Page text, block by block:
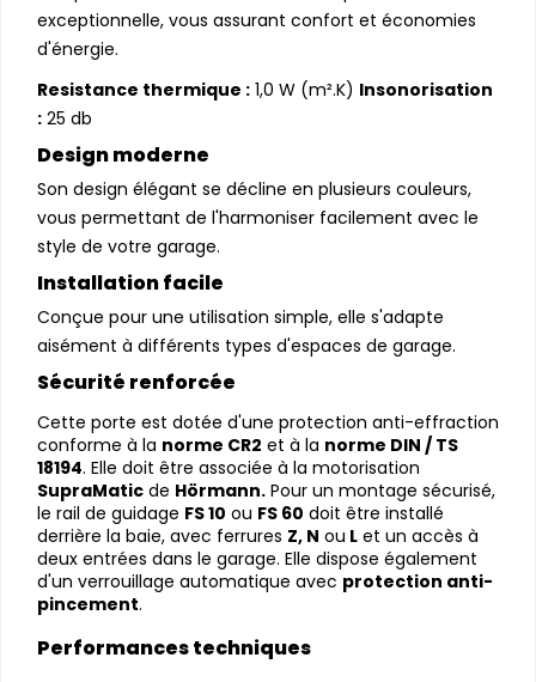
exceptionnelle, vous assurant confort et économies
d'énergie.
Resistance thermique : 1,0 W (m².K) Insonorisation
: 25 db
Design moderne
Son design élégant se décline en plusieurs couleurs,
vous permettant de l'harmoniser facilement avec le
style de votre garage.
Installation facile
Conçue pour une utilisation simple, elle s'adapte
aisément à différents types d'espaces de garage.
Sécurité renforcée
Cette porte est dotée d'une protection anti-effraction
conforme à la norme CR2 et à la norme DIN / TS
18194. Elle doit être associée à la motorisation
SupraMatic de Hörmann. Pour un montage sécurisé,
le rail de guidage FS 10 ou FS 60 doit être installé
derrière la baie, avec ferrures Z, N ou L et un accès à
deux entrées dans le garage. Elle dispose également
d'un verrouillage automatique avec protection anti-
pincement.
Performances techniques